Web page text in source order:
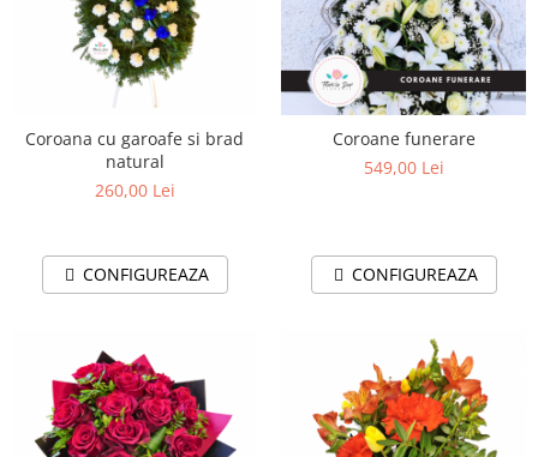
Coroana cu garoafe si brad
natural
260,00 Lei
CONFIGUREAZA
Coroane funerare
549,00 Lei
CONFIGUREAZA